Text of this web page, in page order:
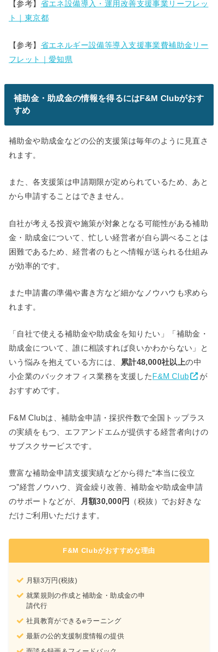
【参考】 省エネ設備導入・運用改善支援事業リーフレッ
ト｜東京都
【参考】 省エネルギー設備等導入支援事業費補助金リー
フレット｜愛知県
補助金・助成金の情報を得るにはF&M Clubがおす
すめ
補助金や助成金などの公的支援策は毎年のように見直さ
れます。
また、各支援策は申請期限が定められているため、あと
から申請することはできません。
自社が考える投資や施策が対象となる可能性がある補助
金・助成金について、忙しい経営者が自ら調べることは
困難であるため、経営者のもとへ情報が送られる仕組み
が効率的です。
また申請書の準備や書き方など細かなノウハウも求めら
れます。
「自社で使える補助金や助成金を知りたい」「補助金・
助成金について、誰に相談すれば良いかわからない」と
いう悩みを抱えている方には、
累計48,000社以上の中
小企業のバックオフィス業務を支援した F&M Club
が
おすすめです。
F&M Clubは、補助金申請・採択件数で全国トップラス
の実績をもつ、エフアンドエムが提供する経営者向けの
サブスクサービスです。
豊富な補助金申請支援実績などから得た“本当に役立
つ”経営ノウハウ、資金繰り改善、補助金や助成金申請
のサポートなどが、
月額30,000円
（税抜）でお好きな
だけご利用いただけます。
F&M Clubがおすすめな理由
月額3万円(税抜)
就業規則の作成と補助金・助成金の申
請代行
社員教育ができるeラーニング
最新の公的支援制度情報の提供